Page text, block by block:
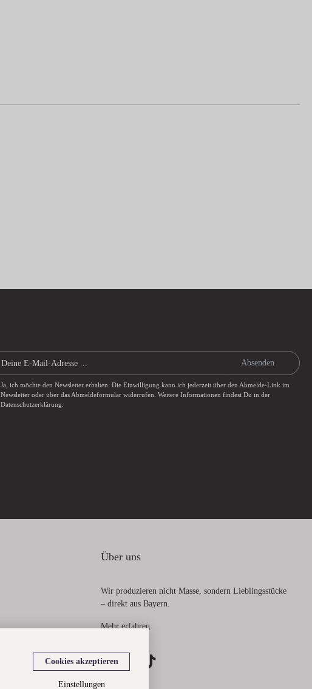
Absenden
Ja, ich möchte den Newsletter erhalten. Die Einwilligung kann ich jederzeit über den Abmelde-Link im
Newsletter oder über das Abmeldeformular widerrufen. Weitere Informationen findest Du in der
Datenschutzerklärung
Über uns
Wir produzieren nicht Masse, sondern Lieblingsstücke
– direkt aus Bayern.
Mehr erfahren
Cookies akzeptieren
Einstellungen